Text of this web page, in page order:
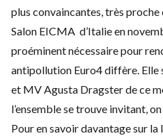
plus convaincantes, très
Salon EICMA d’Italie en
proéminent nécessaire pour
antipollution Euro4 diffère. Elle
et MV Agusta Dragster de ce
l’ensemble se trouve invitant,
Pour en savoir davantage sur